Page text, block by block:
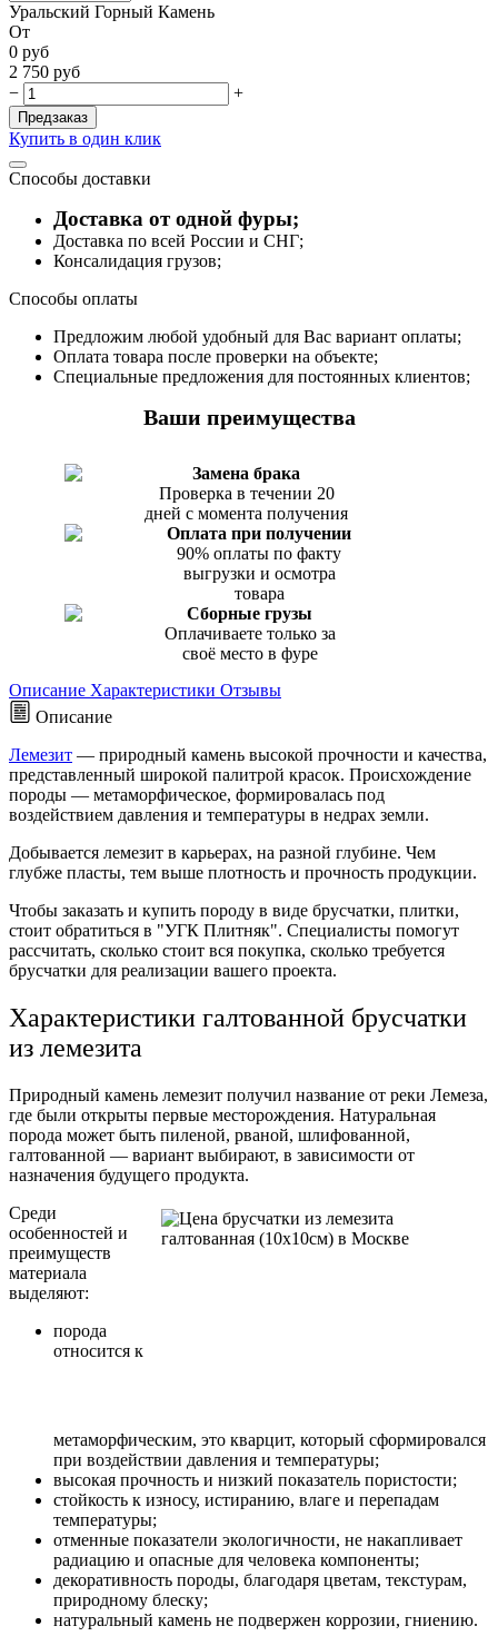
Уральский Горный Камень
От
0 руб
2 750 руб
−
+
Предзаказ
Купить в один клик
Способы доставки
Доставка от одной фуры;
Доставка по всей России и СНГ;
Консалидация грузов;
Способы оплаты
Предложим любой удобный для Вас вариант оплаты;
Оплата товара после проверки на объекте;
Специальные предложения для постоянных клиентов;
Ваши преимущества
Замена брака
Проверка в течении 20
дней с момента получения
Оплата при получении
90% оплаты по факту
выгрузки и осмотра
товара
Сборные грузы
Оплачиваете только за
своё место в фуре
Описание Характеристики Отзывы
Описание
Лемезит — природный камень высокой прочности и качества,
представленный широкой палитрой красок. Происхождение
породы — метаморфическое, формировалась под
воздействием давления и температуры в недрах земли.
Добывается лемезит в карьерах, на разной глубине. Чем
глубже пласты, тем выше плотность и прочность продукции.
Чтобы заказать и купить породу в виде брусчатки, плитки,
стоит обратиться в "УГК Плитняк". Специалисты помогут
рассчитать, сколько стоит вся покупка, сколько требуется
брусчатки для реализации вашего проекта.
Характеристики галтованной брусчатки
из лемезита
Природный камень лемезит получил название от реки Лемеза,
где были открыты первые месторождения. Натуральная
порода может быть пиленой, рваной, шлифованной,
галтованной — вариант выбирают, в зависимости от
назначения будущего продукта.
Среди
особенностей и
преимуществ
материала
выделяют:
порода
относится к
метаморфическим, это кварцит, который сформировался
при воздействии давления и температуры;
высокая прочность и низкий показатель пористости;
стойкость к износу, истиранию, влаге и перепадам
температуры;
отменные показатели экологичности, не накапливает
радиацию и опасные для человека компоненты;
декоративность породы, благодаря цветам, текстурам,
природному блеску;
натуральный камень не подвержен коррозии, гниению.